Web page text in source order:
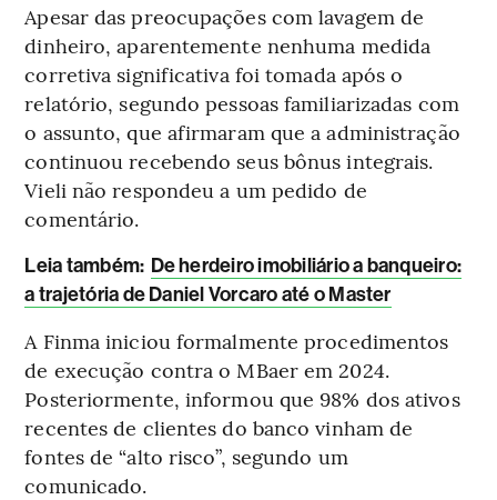
Apesar das preocupações com lavagem de
dinheiro, aparentemente nenhuma medida
corretiva significativa foi tomada após o
relatório, segundo pessoas familiarizadas com
o assunto, que afirmaram que a administração
continuou recebendo seus bônus integrais.
Vieli não respondeu a um pedido de
comentário.
Leia também: De herdeiro imobiliário a banqueiro:
a trajetória de Daniel Vorcaro até o Master
A Finma iniciou formalmente procedimentos
de execução contra o MBaer em 2024.
Posteriormente, informou que 98% dos ativos
recentes de clientes do banco vinham de
fontes de “alto risco”, segundo um
comunicado.